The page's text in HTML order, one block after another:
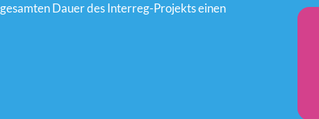
Dauer des Interreg-Projekts einen